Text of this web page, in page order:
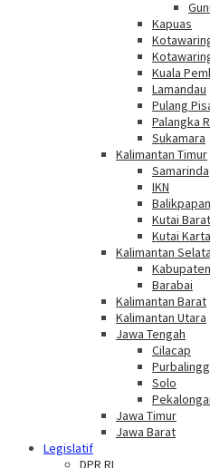
Kapuas
Kuala
Lamandau
Pulang
Palangka
Sukamara
Kalimantan Timur
Samarinda
IKN
Balikpapan
Kutai Barat
Kutai
Kalimantan
Barabai
Kalimantan Barat
Kalimantan Utara
Jawa Tengah
Cilacap
Solo
Jawa Timur
Jawa Barat
Legislatif
DPR RI